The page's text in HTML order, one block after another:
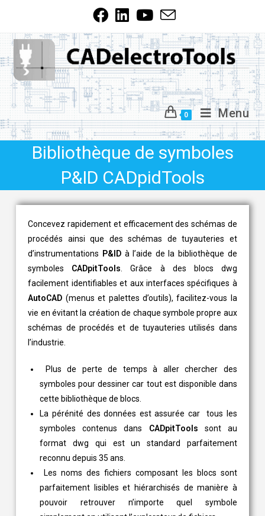
0 Menu
Bibliothèque de symboles
P&ID CADpidTools
Concevez rapidement et efficacement des schémas de
procédés ainsi que des schémas de tuyauteries et
d’instrumentations P&ID à l’aide de la bibliothèque de
symboles CADpitTools . Grâce à des blocs dwg
facilement identifiables et aux interfaces spécifiques à
AutoCAD (menus et palettes d’outils), facilitez-vous la
vie en évitant la création de chaque symbole propre aux
schémas de procédés et de tuyauteries utilisés dans
l’industrie.
Plus de perte de temps à aller chercher des
symboles pour dessiner car tout est disponible dans
cette bibliothèque de blocs.
La pérénité des données est assurée car tous les
symboles contenus dans CADpitTools sont au
format dwg qui est un standard parfaitement
reconnu depuis 35 ans.
Les noms des fichiers composant les blocs sont
parfaitement lisibles et hiérarchisés de manière à
pouvoir retrouver n’importe quel symbole